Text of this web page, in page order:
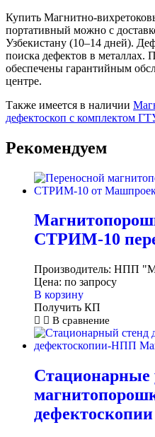
Купить Магнитно-
портативный можно с
Узбекистану (10–14 дней).
поиска дефектов в металлах.
обеспечены гарантийным
центре.
Также имеется в наличии
дефектоскоп с комплектом
Рекомендуем
СТРИМ-10
Производитель: НПП
Цена: по запросу
В корзину
Получить КП
В сравнение
Стационарные